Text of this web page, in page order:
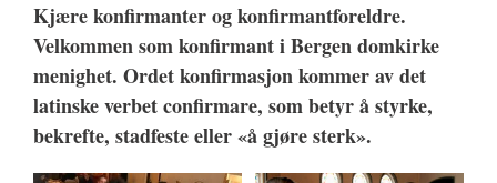
Kjære konfirmanter og konfirmantforeldre.
Velkommen som konfirmant i Bergen domkirke
menighet. Ordet konfirmasjon kommer av det
latinske verbet confirmare, som betyr å styrke,
bekrefte, stadfeste eller «å gjøre sterk».